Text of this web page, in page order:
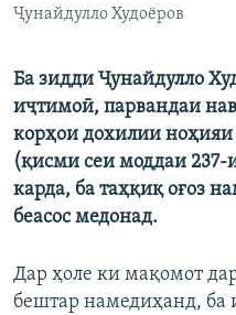
Ҳамаи сомонаҳои RFE/
Ҷунайдулло Худоёров
Ба зидди Ҷунайдулло
иҷтимоӣ, парвандаи
корҳои дохилии
(қисми сеи моддаи
карда, ба таҳқиқ оғоз
беасос медонад.
Дар ҳоле ки мақомот
бештар намедиҳанд, ба